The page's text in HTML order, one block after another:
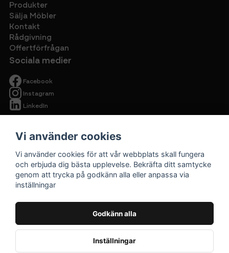
Produkter
Sälja Möbler
Kontakt
Rådgivning
Offertförfrågan
Sociala medier
Facebook
Instagram
LinkedIn
Begagnade
Cirkulärt ska
vara prisvärt.
Vi använder cookies
Vi använder cookies för att vår webbplats skall fungera
och erbjuda dig bästa upplevelse. Bekräfta ditt samtycke
genom att trycka på godkänn alla eller anpassa via
inställningar
Godkänn alla
Inställningar